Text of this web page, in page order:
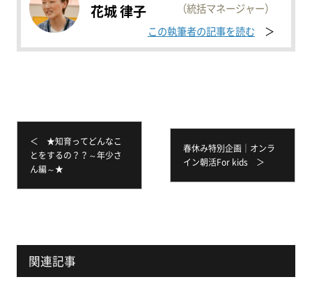
花城 律子
（統括マネージャー）
この執筆者の記事を読む
＜ ★知育ってどんなこ
とをするの？？～年少さ
ん編～★
春休み特別企画│オンラ
イン朝活For kids ＞
関連記事